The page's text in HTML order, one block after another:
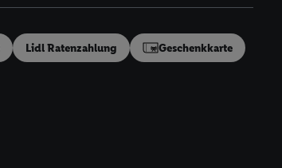
Lidl Ratenzahlung Geschenkkarte